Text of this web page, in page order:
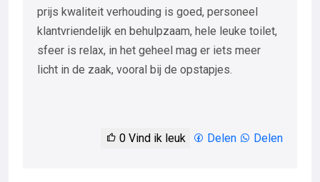
prijs kwaliteit verhouding is goed, personeel
klantvriendelijk en behulpzaam, hele leuke toilet,
sfeer is relax, in het geheel mag er iets meer
licht in de zaak, vooral bij de opstapjes.
0 Vind ik leuk Delen Delen